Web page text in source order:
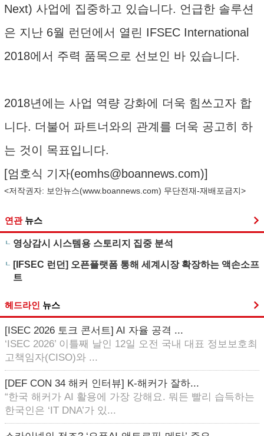
Next) 사업에 집중하고 있습니다. 언급한 솔루션
은 지난 6월 런던에서 열린 IFSEC International
2018에서 주력 품목으로 선보인 바 있습니다.
2018년에는 사업 역량 강화에 더욱 힘쓰고자 합
니다. 더불어 파트너와의 관계를 더욱 공고히 하
는 것이 목표입니다.
[엄호식 기자(eomhs@boannews.com)]
<저작권자: 보안뉴스(www.boannews.com) 무단전재-재배포금지>
연관 뉴스
영상감시 시스템용 스토리지 집중 분석
[IFSEC 런던] 오픈플랫폼 통해 세계시장 확장하는 액손소프
트
헤드라인 뉴스
[ISEC 2026 토크 콘서트] AI 자율 공격 ...
‘ISEC 2026’ 이틀째 날인 12일 오전 국내 대표 정보보호최
고책임자(CISO)와 ...
[DEF CON 34 해커 인터뷰] K-해커가 잘하...
“한국 해커가 AI 활용에 가장 강해요. 뭐든 빨리 습득하는
한국인은 ‘IT DNA’가 있...